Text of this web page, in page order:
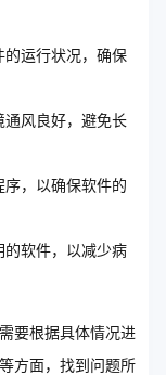
运行状况，确保
风良好，避免长
，以确保软件的
软件，以减少病
要根据具体情况进
方面，找到问题所